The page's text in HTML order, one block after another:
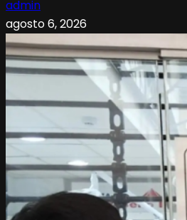
admin
agosto 6, 2026